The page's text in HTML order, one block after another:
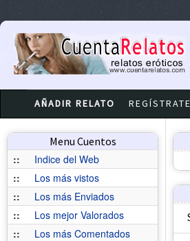
AÑADIR RELATO REGÍSTRATE
Menu Cuentos
::
Indice del Web
::
Los más vistos
::
Los más Enviados
::
Los mejor Valorados
::
Los más Comentados